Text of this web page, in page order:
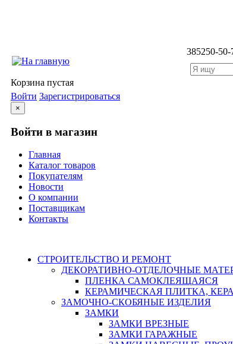
385250-50-
Корзина пустая
Войти Зарегистрироваться
×
Войти в магазин
Главная
Каталог товаров
Покупателям
Новости
О компании
Поставщикам
Контакты
СТРОИТЕЛЬСТВО И РЕМОНТ
ДЕКОРАТИВНО-ОТДЕЛОЧНЫЕ
ПЛЕНКА САМОКЛЕЯЩАЯСЯ
КЕРАМИЧЕСКАЯ ПЛИТКА,
ЗАМОЧНО-СКОБЯНЫЕ ИЗДЕЛИЯ
ЗАМКИ
ЗАМКИ ВРЕЗНЫЕ
ЗАМКИ ГАРАЖНЫЕ